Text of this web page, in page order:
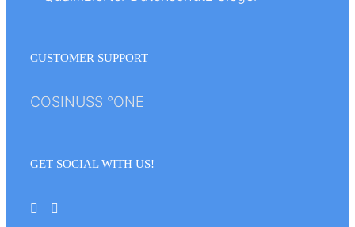
CUSTOMER SUPPORT
COSINUSS °ONE
GET SOCIAL WITH US!